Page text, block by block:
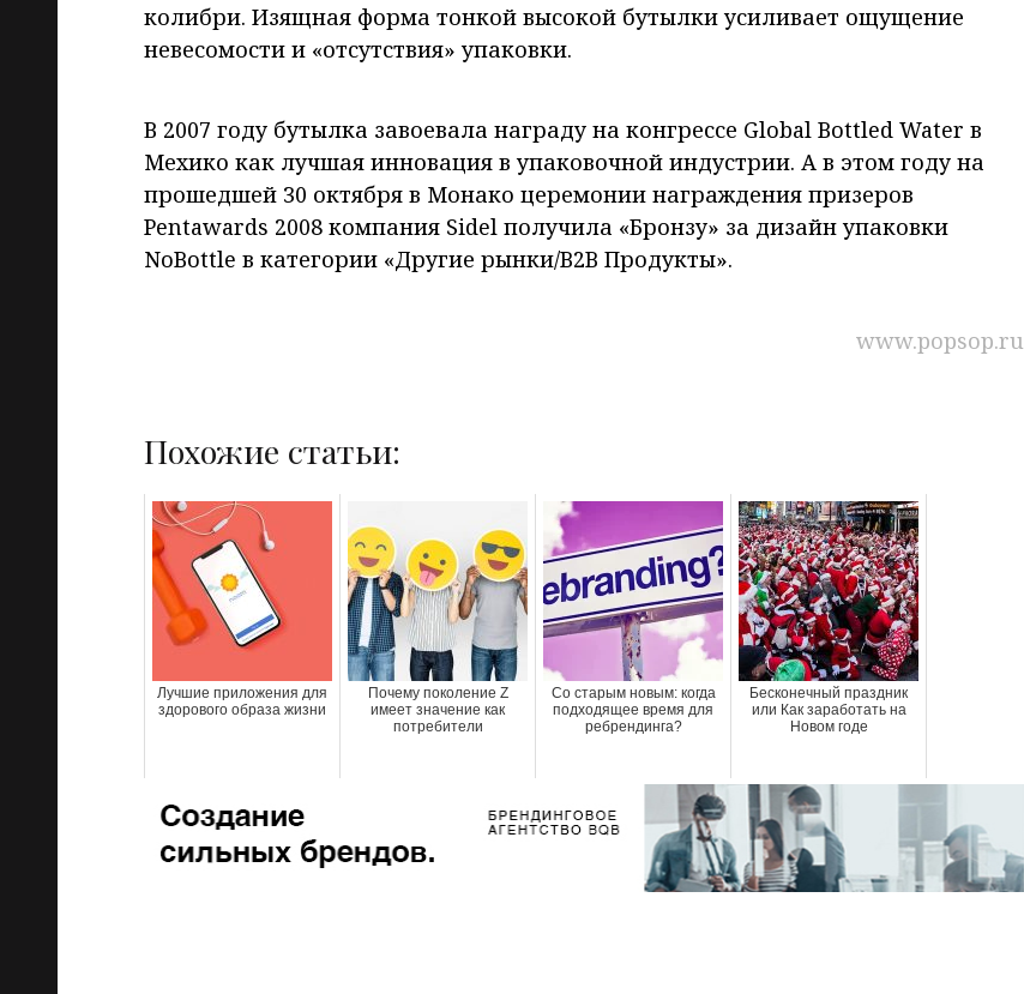
колибри. Изящная форма тонкой высокой бутылки усиливает ощущение
невесомости и «отсутствия» упаковки.
В 2007 году бутылка завоевала награду на конгрессе Global Bottled Water в
Мехико как лучшая инновация в упаковочной индустрии. А в этом году на
прошедшей 30 октября в Монако церемонии награждения призеров
Pentawards 2008 компания Sidel получила «Бронзу» за дизайн упаковки
NoBottle в категории «Другие рынки/B2B Продукты».
www.popsop.ru
Похожие статьи:
Лучшие приложения для
здорового образа жизни
Почему поколение Z
имеет значение как
потребители
Со старым новым: когда
подходящее время для
ребрендинга?
Бесконечный праздник
или Как заработать на
Новом годе